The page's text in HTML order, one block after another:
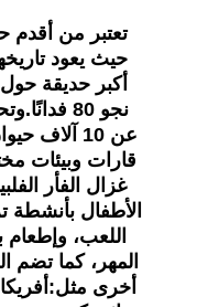
تعتبر من أقدم
أكبر حديقة
نجو 80
قارات وبيئات
غزال الفأر
الأطفال بأنشطة
اللعب،
المهر، كما تضم
أخرى